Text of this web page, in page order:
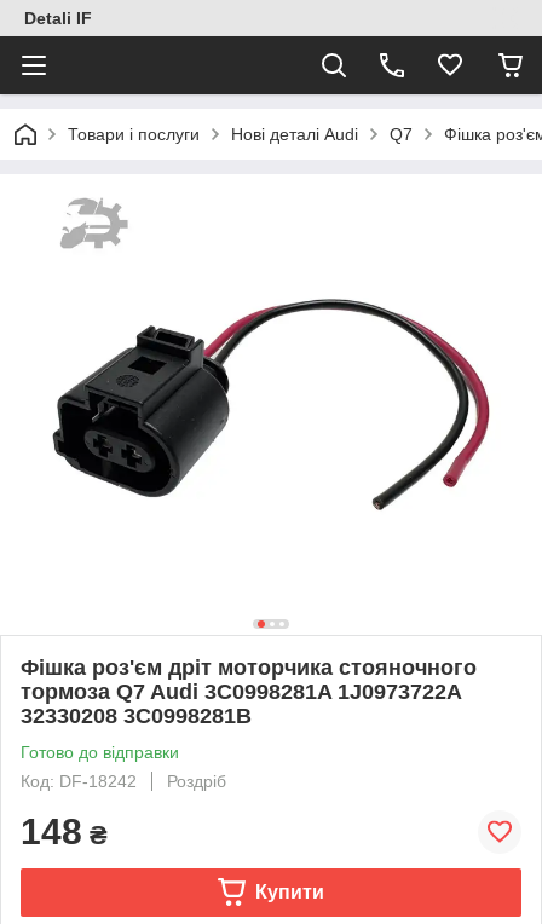
Detali IF
Товари і послуги Нові деталі Audi Q7 Фішка
Фішка роз'єм дріт моторчика стояночного
тормоза Q7 Audi 3C0998281A 1J0973722A
32330208 3C0998281B
Готово до відправки
Код: DF-18242
Роздріб
148 ₴
Купити